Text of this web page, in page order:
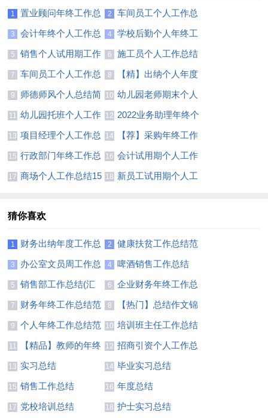
1
置业顾问年终工作总
结(合集15篇)
2
车间员工个人工作总
结(集合15篇)
3
会计年终个人工作总
结汇编15篇
4
学校后勤个人年终工
作总结8篇
5
销售个人试用期工作
总结(集合15篇)
6
施工员个人工作总结
(精选15篇)
7
车间员工个人工作总
结集合15篇
8
【精】出纳个人年度
工作总结
9
师德师风个人总结简
短范文
10 幼儿园老师期末个人
总结
11
幼儿园托班个人工作
总结(合集14篇)
12 2022业务助理年终个
人工作总结
13 项目经理个人工作总
结(汇编15篇)
14
【荐】采购年终工作
总结
15 行政部门年终工作总
结(合集15篇)
16 会计试用期个人工作
总结集锦15篇
17 商场个人工作总结15 18 新员工试用期个人工
猜你喜欢
1
财务出纳年度工作总
结11篇
2
健康扶贫工作总结范
文
3
办公室文员周工作总
结
4 啤酒销售工作总结
5
销售部工作总结(汇
编15篇)
6
企业财务年终工作总
结范文
7
财务年终工作总结范
文汇编六篇
8
【热门】总结作文锦
集四篇
9
个人年终工作总结范
文
10 培训班主任工作总结
集锦8篇
11
【精品】教师的年终
总结模板汇编八篇
12 招商引资个人工作总
结
13 实习总结 14 毕业实习总结
15 销售工作总结 16 年度总结
17 党校培训总结 18 护士实习总结